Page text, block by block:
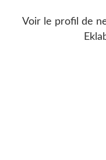
Voir le profil de